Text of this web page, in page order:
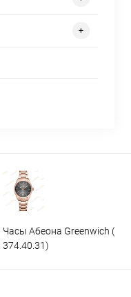
Часы Абеона Greenwich (GW
374.40.31)